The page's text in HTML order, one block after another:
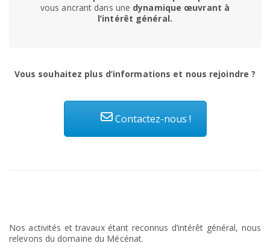
vous ancrant dans une dynamique œuvrant à
l’intérêt général.
Vous souhaitez plus d’informations et nous rejoindre ?
Contactez-nous !
Nos activités et travaux étant reconnus d’intérêt général, nous
relevons du domaine du Mécénat.